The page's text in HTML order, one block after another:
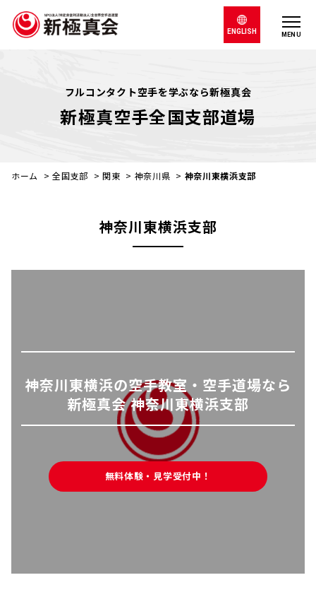
MENU
ENGLISH
フルコンタクト空手を学ぶなら新極真会
新極真空手全国支部道場
ホーム >全国支部 >関東 > 神奈川県 > 神奈川東横浜支部
神奈川東横浜支部
神奈川東横浜の空手教室・空手道場なら
新極真会 神奈川東横浜支部
無料体験・見学受付中！